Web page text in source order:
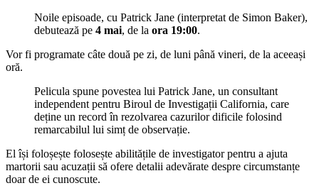
Noile episoade, cu Patrick Jane (interpretat de Simon Baker),
debutează pe 4 mai, de la ora 19:00.
Vor fi programate câte două pe zi, de luni până vineri, de la aceeași
oră.
Pelicula spune povestea lui Patrick Jane, un consultant
independent pentru Biroul de Investigații California, care
deține un record în rezolvarea cazurilor dificile folosind
remarcabilul lui simț de observație.
El își foloșește folosește abilitățile de investigator pentru a ajuta
martorii sau acuzații să ofere detalii adevărate despre circumstanțe
doar de ei cunoscute.